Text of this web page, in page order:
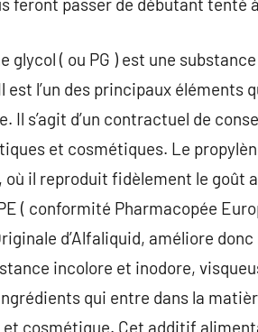
glycol ( ou PG ) est une
est l’un des principaux
Il s’agit d’un contractuel de
et cosmétiques. Le
où il reproduit fidèlement le
( conformité Pharmacopée
d’Alfaliquid, améliore
incolore et inodore,
qui entre dans la
cosmétique. Cet additif